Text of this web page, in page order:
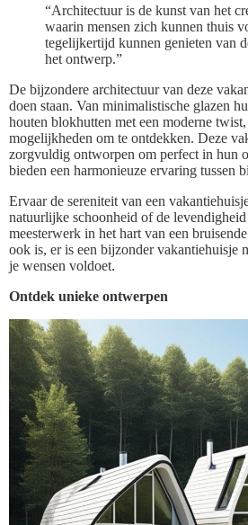
“Architectuur is de kunst van het
waarin mensen zich kunnen thuis
tegelijkertijd kunnen genieten van
het ontwerp.”
De bijzondere architectuur van deze
doen staan. Van minimalistische glazen
houten blokhutten met een moderne
mogelijkheden om te ontdekken. Deze
zorgvuldig ontworpen om perfect in hun
bieden een harmonieuze ervaring tussen
Ervaar de sereniteit van een
natuurlijke schoonheid of de
meesterwerk in het hart van een
ook is, er is een bijzonder vakantiehuisje
je wensen voldoet.
Ontdek unieke ontwerpen